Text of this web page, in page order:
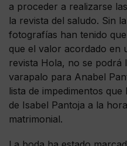
a proceder a realizarse
la revista del saludo. Sin
fotografías han tenido
que el valor acordado en
revista Hola, no se
varapalo para Anabel
lista de impedimentos
de Isabel Pantoja a la
matrimonial.